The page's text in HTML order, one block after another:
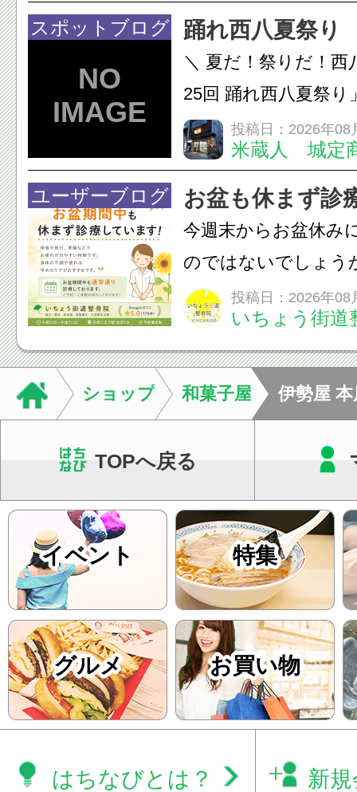
態を丁寧に確認した
います。必要に応じ
ン・CT・MRIなどの
スポットブログ 踊れ西八夏祭り
＼ 夏だ！祭りだ！西
25回 踊れ西八夏祭
てくる！ 伝統の【阿
情熱の【よさこいソ
結！数多くの団体が
店街を舞台に最高の
投稿日：2026年08
米蔵人 城定
ユーザーブログ お盆も休まず診
今週末からお盆休み
のではないでしょう
長時間の運転などで
痛・足の疲れが出や
いちょう街道整骨院
も通常通り診療して
みの...
投稿日：2026年08
いちょう街道
ショップ 和菓子屋 伊勢屋 本
TOPへ戻る
イベント 特集
グルメ お買い物
はちなびとは？ 新